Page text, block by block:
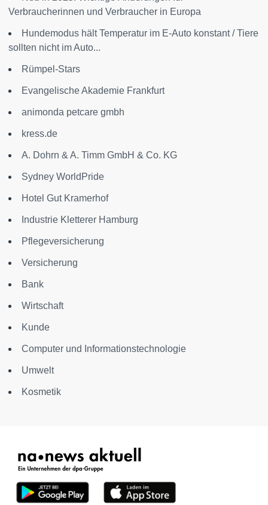
Verbraucherinnen und Verbraucher in Europa
Hundemodus hält Temperatur im E-Auto konstant / Tiere
sollten nicht im Auto...
Rümpel-Stars
Evangelische Akademie Frankfurt
animonda petcare gmbh
kress.de
A. Dohrn & A. Timm GmbH & Co. KG
Sydney WorldPride
Hotel Gut Kramerhof
Industrie Kletterer Hamburg
Pflegeversicherung
Versicherung
Bank
Wirtschaft
Kunde
Computer und Informationstechnologie
Umwelt
Kosmetik